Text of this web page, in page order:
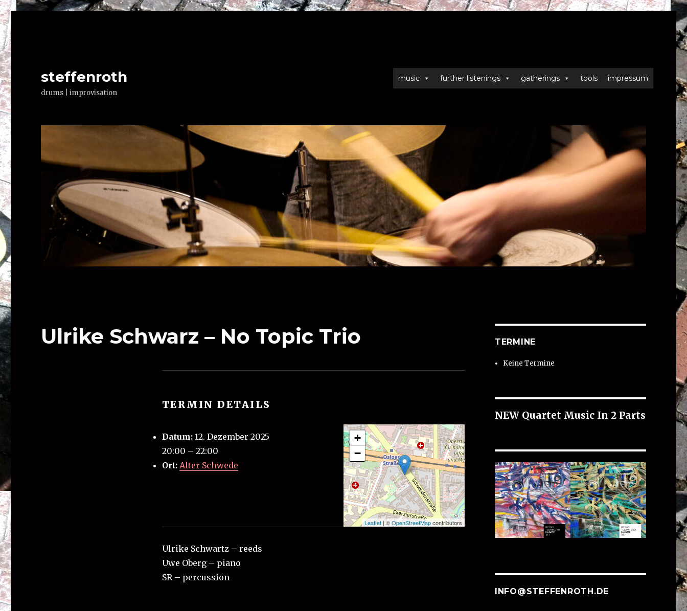
steffenroth
drums | improvisation
music further listenings gatherings tools impressum
Ulrike Schwarz – No Topic Trio
TERMIN DETAILS
Datum: 12. Dezember 2025
20:00 – 22:00
Ort: Alter Schwede
+
−
Leaflet| ©OpenStreetMapcontributors
Ulrike Schwartz – reeds
Uwe Oberg – piano
SR – percussion
TERMINE
Keine Termine
NEW Quartet Music In 2 Parts
INFO@STEFFENROTH.DE